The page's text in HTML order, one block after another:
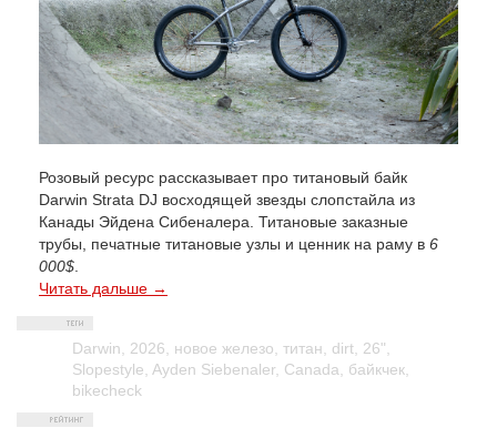
Розовый ресурс рассказывает про титановый байк
Darwin Strata DJ восходящей звезды слопстайла из
Канады Эйдена Сибеналера. Титановые заказные
трубы, печатные титановые узлы и ценник на раму в 6
000$.
Читать дальше →
Darwin, 2026, новое железо, титан, dirt, 26",
Slopestyle, Ayden Siebenaler, Canada, байкчек,
bikecheck